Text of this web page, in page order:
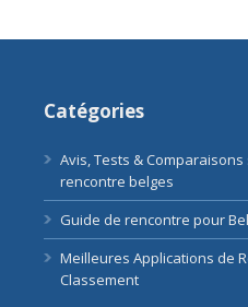
Catégories
Avis, Tests &
rencontre belges
Guide de rencontre pour
Meilleures Applications de
Classement